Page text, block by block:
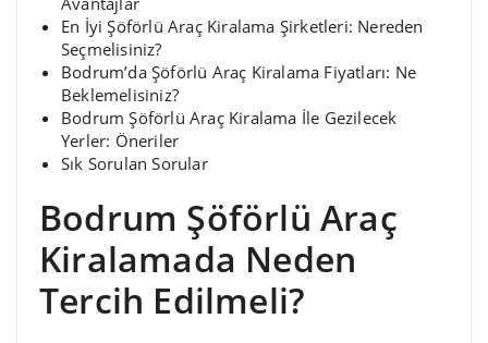
En İyi Şöförlü Araç Kiralama Şirketleri: Nereden
Seçmelisiniz?
Bodrum’da Şöförlü Araç Kiralama Fiyatları: Ne
Beklemelisiniz?
Bodrum Şöförlü Araç Kiralama İle Gezilecek
Yerler: Öneriler
Sık Sorulan Sorular
Bodrum Şöförlü Araç
Kiralamada Neden
Tercih Edilmeli?